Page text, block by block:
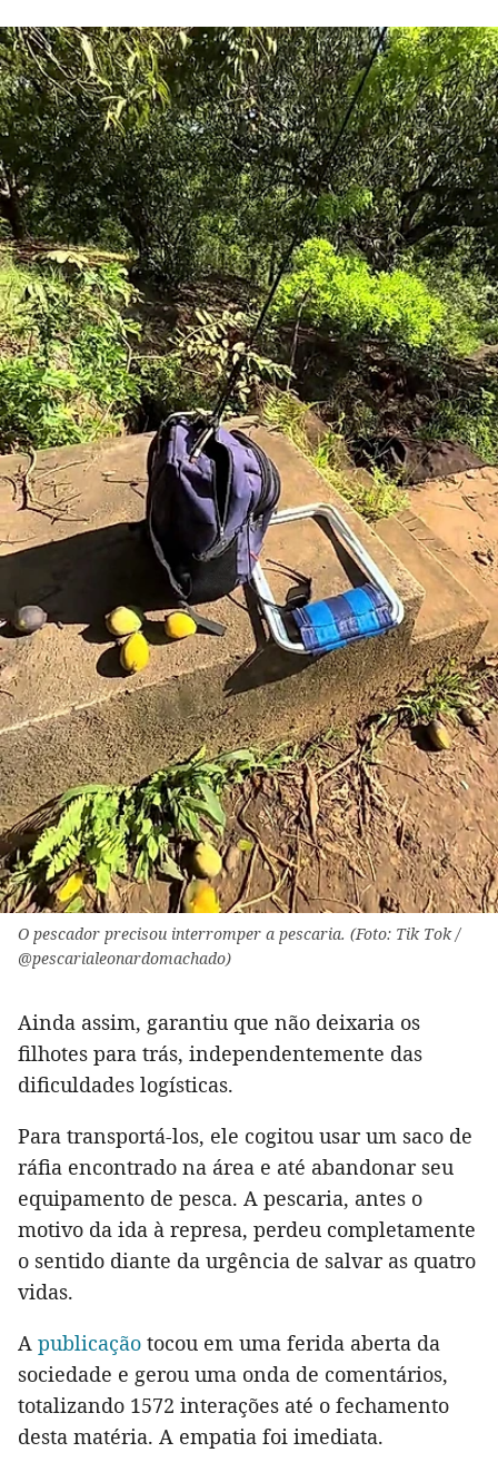
O pescador precisou interromper a pescaria. (Foto: Tik Tok /
@pescarialeonardomachado)
Ainda assim, garantiu que não deixaria os
filhotes para trás, independentemente das
dificuldades logísticas.
Para transportá-los, ele cogitou usar um saco de
ráfia encontrado na área e até abandonar seu
equipamento de pesca. A pescaria, antes o
motivo da ida à represa, perdeu completamente
o sentido diante da urgência de salvar as quatro
vidas.
A publicação tocou em uma ferida aberta da
sociedade e gerou uma onda de comentários,
totalizando 1572 interações até o fechamento
desta matéria. A empatia foi imediata.